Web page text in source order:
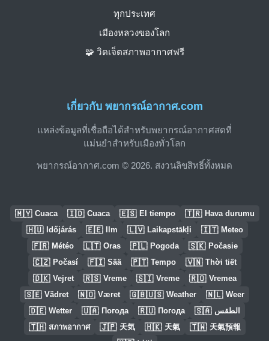
เกี่ยวกับ พยากรณ์อากาศ.com
แหล่งข้อมูลที่เชื่อถือได้สำหรับพยากรณ์อากาศสดที่
แม่นยำสำหรับเมืองทั่วโลก
พยากรณ์อากาศ.com © 2026. สงวนลิขสิทธิ์ทั้งหมด
ทุกประเทศ
เมืองหลวงของโลก
🧩 วิดเจ็ตสภาพอากาศฟรี
🇲🇾 Cuaca 🇮🇩 Cuaca 🇪🇸 El tiempo 🇹🇷 Hava durumu
🇭🇺 Időjárás 🇪🇪 Ilm 🇱🇻 Laikapstākļi 🇮🇹 Meteo
🇫🇷 Météo 🇱🇹 Oras 🇵🇱 Pogoda 🇸🇰 Počasie
🇨🇿 Počasí 🇫🇮 Sää 🇵🇹 Tempo 🇻🇳 Thời tiết
🇩🇰 Vejret 🇷🇸 Vreme 🇸🇮 Vreme 🇷🇴 Vremea
🇸🇪 Vädret 🇳🇴 Været 🇬🇧🇺🇸 Weather 🇳🇱 Weer
🇩🇪 Wetter 🇺🇦 Погода 🇷🇺 Погода 🇸🇦 الطقس
🇹🇭 สภาพอากาศ 🇯🇵 天気 🇭🇰 天氣 🇹🇼 天氣預報